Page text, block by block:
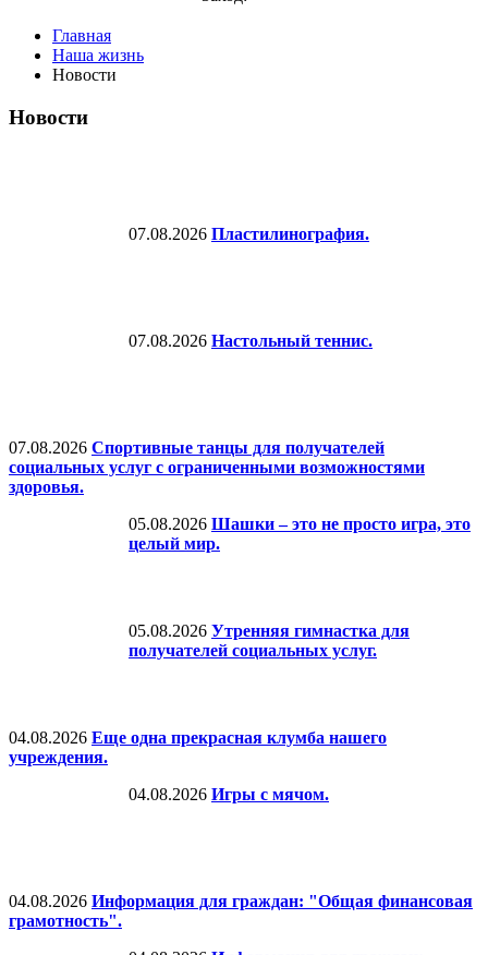
Главная
Наша жизнь
Новости
Новости
07.08.2026 Пластилинография.
07.08.2026 Настольный теннис.
07.08.2026 Спортивные танцы для получателей
социальных услуг с ограниченными возможностями
здоровья.
05.08.2026 Шашки – это не просто игра, это
целый мир.
05.08.2026 Утренняя гимнастка для
получателей социальных услуг.
04.08.2026 Еще одна прекрасная клумба нашего
учреждения.
04.08.2026 Игры с мячом.
04.08.2026 Информация для граждан: "Общая финансовая
грамотность".